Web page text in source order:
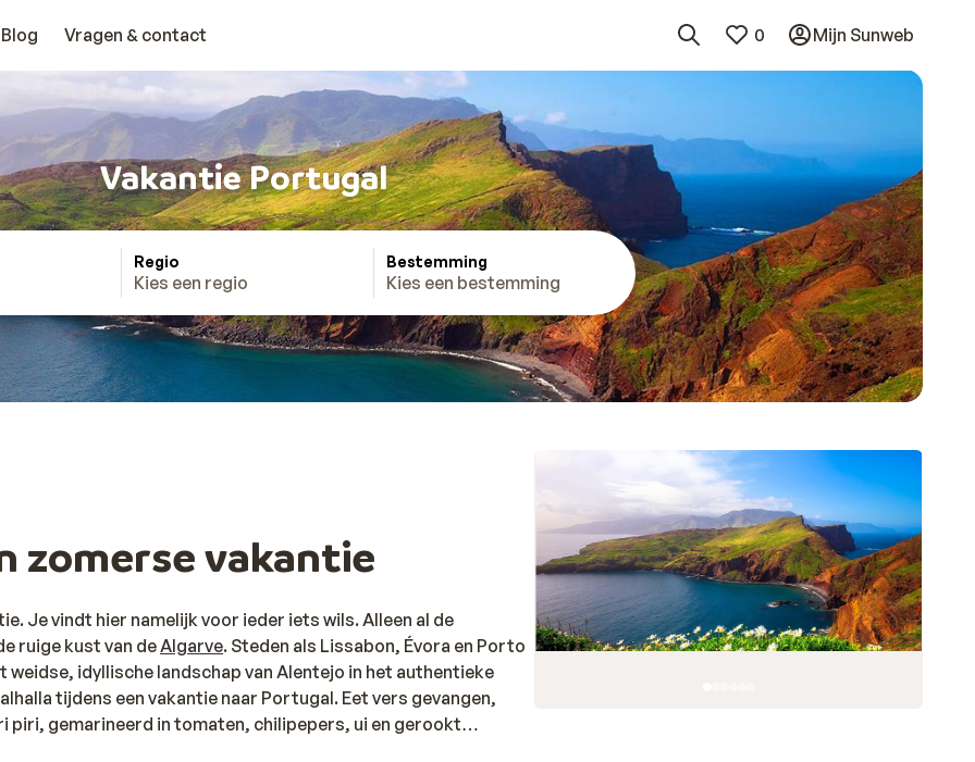
Blog Vragen & contact 0 Mijn Sunweb
Vakantie Portugal
Regio
Kies een regio
Bestemming
Kies een bestemming
zomerse vakantie
Je vindt hier namelijk voor ieder iets wils. Alleen al de
ruige kust van deAlgarve. Steden als Lissabon, Évora en Porto
idyllische landschap van Alentejo in het authentieke
tijdens een vakantie naar Portugal. Eet vers gevangen,
gemarineerd in tomaten, chilipepers, ui en gerookt
appartementen voor een zorgeloze vakantie: aan het strand,